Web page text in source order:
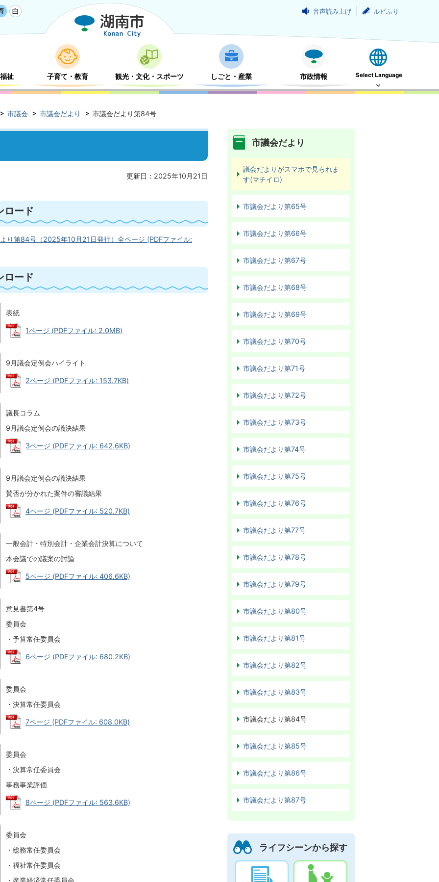
音声読み上げ ルビふり
祉 子育て・教育 観光・文化・スポーツ しごと・産業 市政情報 Select Language
市議会 市議会だより 市議会だより第84号
更新日：2025年10月21日
ロード
り第84号（2025年10月21日発行）全ページ (PDFファイル:
ロード
表紙
1ページ (PDFファイル: 2.0MB)
9月議会定例会ハイライト
2ページ (PDFファイル: 153.7KB)
議長コラム
9月議会定例会の議決結果
3ページ (PDFファイル: 642.6KB)
9月議会定例会の議決結果
賛否が分かれた案件の審議結果
4ページ (PDFファイル: 520.7KB)
一般会計・特別会計・企業会計決算について
本会議での議案の討論
5ページ (PDFファイル: 406.6KB)
意見書第4号
委員会
・予算常任委員会
6ページ (PDFファイル: 680.2KB)
委員会
・決算常任委員会
7ページ (PDFファイル: 608.0KB)
委員会
・決算常任委員会
事務事業評価
8ページ (PDFファイル: 563.6KB)
委員会
・総務常任委員会
・福祉常任委員会
・産業経済常任委員会
市議会だより
議会だよりがスマホで見られま
す(マチイロ)
市議会だより第65号
市議会だより第66号
市議会だより第67号
市議会だより第68号
市議会だより第69号
市議会だより第70号
市議会だより第71号
市議会だより第72号
市議会だより第73号
市議会だより第74号
市議会だより第75号
市議会だより第76号
市議会だより第77号
市議会だより第78号
市議会だより第79号
市議会だより第80号
市議会だより第81号
市議会だより第82号
市議会だより第83号
市議会だより第84号
市議会だより第85号
市議会だより第86号
市議会だより第87号
ライフシーンから探す